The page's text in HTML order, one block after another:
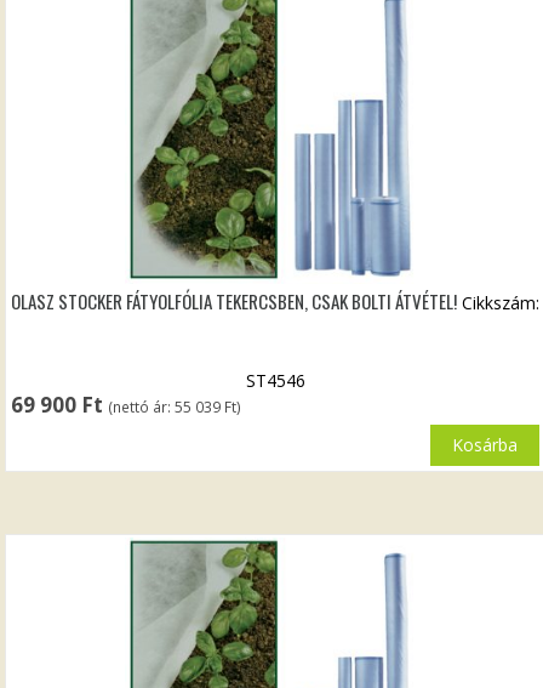
OLASZ STOCKER FÁTYOLFÓLIA TEKERCSBEN, CSAK BOLTI ÁTVÉTEL!
69 900 Ft (nettó ár:55 039 Ft)
Cikkszám:
ST4546
Kosárba